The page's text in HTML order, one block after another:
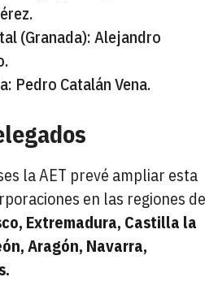
(Granada): Alejandro
Pedro Catalán Vena.
la AET prevé ampliar esta
en las regiones de
Extremadura, Castilla la
Aragón, Navarra,